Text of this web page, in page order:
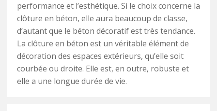
performance et l’esthétique. Si le choix concerne la
clôture en béton, elle aura beaucoup de classe,
d’autant que le béton décoratif est très tendance.
La clôture en béton est un véritable élément de
décoration des espaces extérieurs, qu’elle soit
courbée ou droite. Elle est, en outre, robuste et
elle a une longue durée de vie.